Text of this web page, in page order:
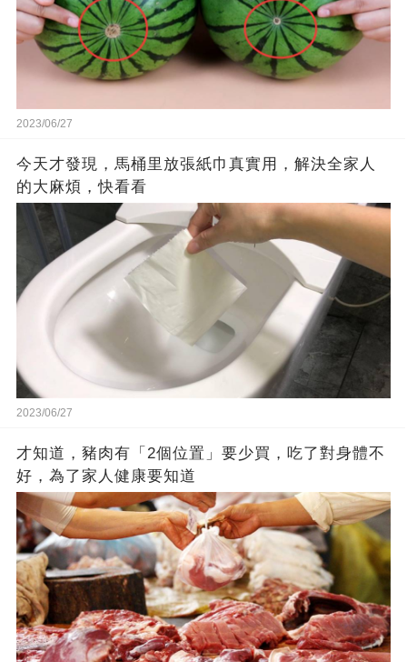
2023/06/27
今天才發現，馬桶里放張紙巾真實用，解決全家人
的大麻煩，快看看
2023/06/27
才知道，豬肉有「2個位置」要少買，吃了對身體不
好，為了家人健康要知道